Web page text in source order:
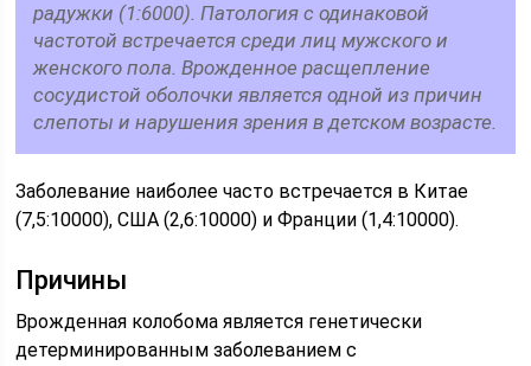
радужки (1:6000). Патология с одинаковой
частотой встречается среди лиц мужского и
женского пола. Врожденное расщепление
сосудистой оболочки является одной из причин
слепоты и нарушения зрения в детском возрасте.
Заболевание наиболее часто встречается в Китае
(7,5:10000), США (2,6:10000) и Франции (1,4:10000).
Причины
Врожденная колобома является генетически
детерминированным заболеванием с